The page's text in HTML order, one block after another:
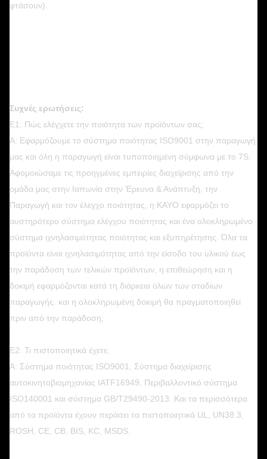
φτάσουν).
Συχνές ερωτήσεις:
Ε1: Πώς ελέγχετε την ποιότητα των προϊόντων σας;
Α: Εφαρμόζουμε το σύστημα ποιότητας ISO9001 στην παραγωγή
μας και όλη η παραγωγή είναι τυποποιημένη σύμφωνα με το 7S.
Αφομοιώσαμε τις προηγμένες εμπειρίες διαχείρισης από την
ομάδα μας στην Ιαπωνία στην Έρευνα & Ανάπτυξη, την
Παραγωγή και τον έλεγχο ποιότητας, η KAYO εφαρμόζει το
αυστηρότερο σύστημα ελέγχου ποιότητας και ένα ολοκληρωμένο
σύστημα ιχνηλασιμότητας ποιότητας και εξυπηρέτησης. Όλα τα
προϊόντα είναι ιχνηλασιμότητας από την είσοδο του υλικού έως
την παράδοση των τελικών προϊόντων, η επιθεώρηση και η
δοκιμή εφαρμόζονται κατά τη διάρκεια όλων των σταδίων
παραγωγής. και η ολοκληρωμένη δοκιμή θα πραγματοποιηθεί
πριν από την παράδοση;
Ε2: Τι πιστοποιητικά έχετε;
Α: Σύστημα ποιότητας ISO9001, Σύστημα διαχείρισης
αυτοκινητοβιομηχανίας IATF16949, Περιβαλλοντικό σύστημα
ISO140001 και σύστημα GB/T29490-2013. Και τα περισσότερα
από τα προϊόντα έχουν περάσει τα πιστοποιητικά UL, UN38.3,
ROSH, CE, CB, BIS, KC, MSDS.